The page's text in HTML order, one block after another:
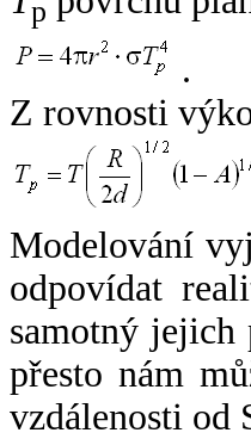
p
.
Z rovnosti
Modelování
odpovídat
samotný jejich
přesto nám
vzdálenosti od